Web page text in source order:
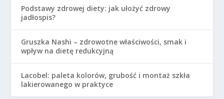
Podstawy zdrowej diety: jak ułożyć zdrowy
jadłospis?
Gruszka Nashi – zdrowotne właściwości, smak i
wpływ na dietę redukcyjną
Lacobel: paleta kolorów, grubość i montaż szkła
lakierowanego w praktyce